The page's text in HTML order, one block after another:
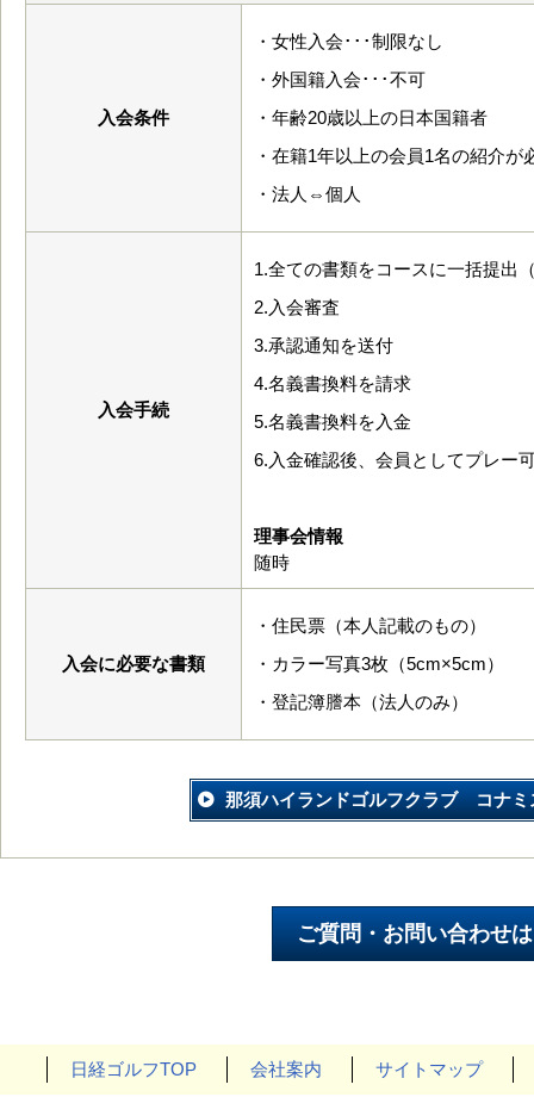
入会条件
・女性入会･･･制限なし
・外国籍入会･･･不可
・年齢20歳以上の日本国籍者
・在籍1年以上の会員1名の紹介が
・法人⇔個人
入会手続
1.全ての書類をコースに一括提出
2.入会審査
3.承認通知を送付
4.名義書換料を請求
5.名義書換料を入金
6.入金確認後、会員としてプレー
理事会情報
随時
入会に必要な書類
・住民票（本人記載のもの）
・カラー写真3枚（5cm×5cm）
・登記簿謄本（法人のみ）
那須ハイランドゴルフクラブ コナミ
日経ゴルフTOP 会社案内 サイトマップ